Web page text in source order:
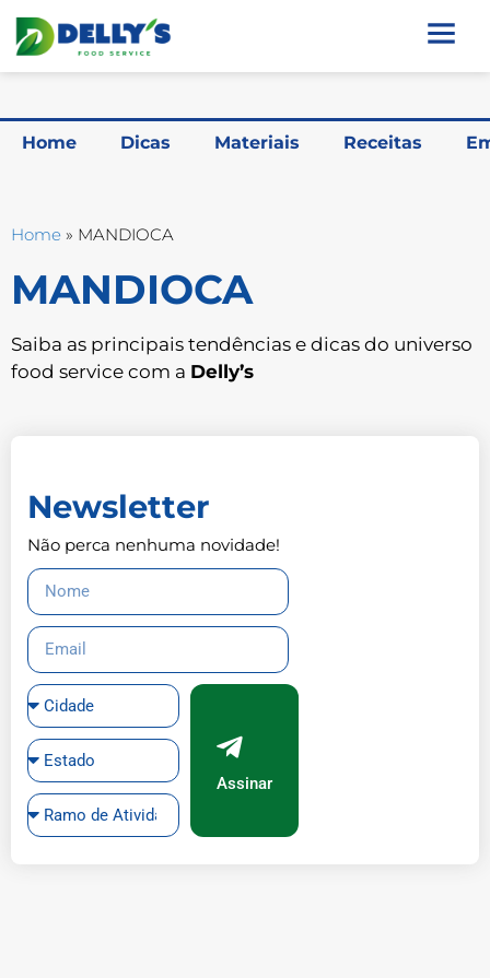
Home Dicas Materiais Receitas
Home » MANDIOCA
MANDIOCA
Saiba as principais tendências e dicas do universo
food service com a Delly’s
Newsletter
Não perca nenhuma novidade!
Assinar